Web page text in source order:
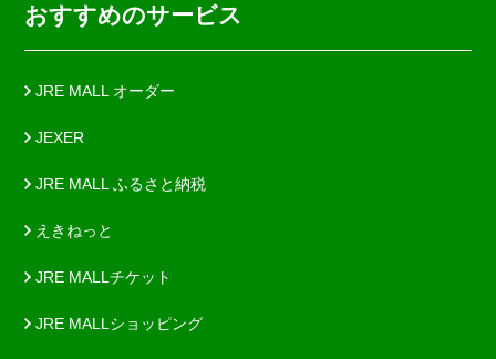
おすすめのサービス
JRE MALL オーダー
JEXER
JRE MALL ふるさと納税
えきねっと
JRE MALLチケット
JRE MALLショッピング